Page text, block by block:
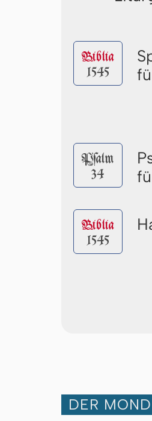
Biblia
1545
Pſalm
34
Biblia
1545
DER